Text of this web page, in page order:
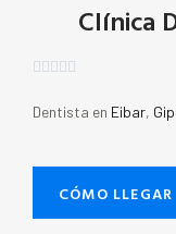
Clínica
    
Dentista en Eibar,
CÓMO LLEGAR